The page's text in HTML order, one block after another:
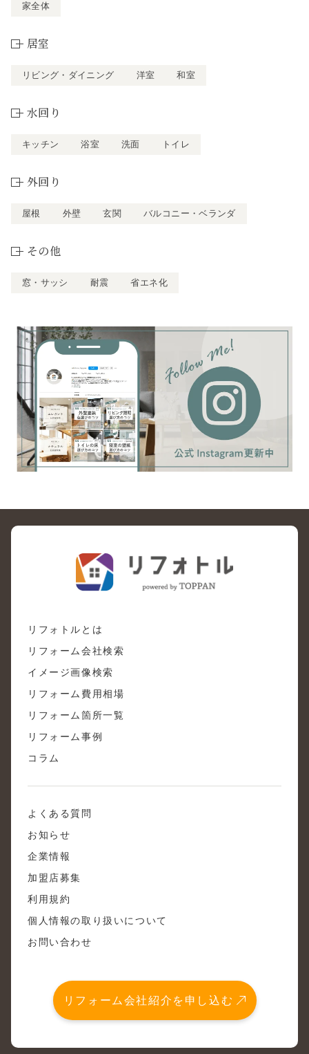
家全体
居室
リビング・ダイニング 洋室 和室
水回り
キッチン 浴室 洗面 トイレ
外回り
屋根 外壁 玄関 バルコニー・ベランダ
その他
窓・サッシ 耐震 省エネ化
リフォトルとは
リフォーム会社検索
イメージ画像検索
リフォーム費用相場
リフォーム箇所一覧
リフォーム事例
コラム
よくある質問
お知らせ
企業情報
加盟店募集
利用規約
個人情報の取り扱いについて
お問い合わせ
リフォーム会社紹介を申し込む